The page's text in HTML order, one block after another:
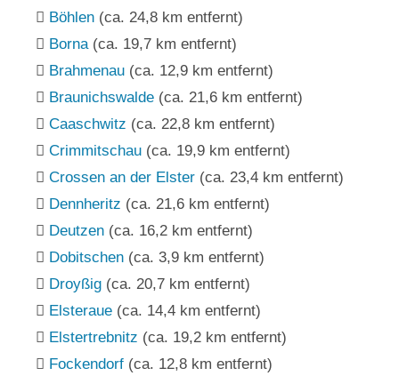
Böhlen (ca. 24,8 km entfernt)
Borna (ca. 19,7 km entfernt)
Brahmenau (ca. 12,9 km entfernt)
Braunichswalde (ca. 21,6 km entfernt)
Caaschwitz (ca. 22,8 km entfernt)
Crimmitschau (ca. 19,9 km entfernt)
Crossen an der Elster (ca. 23,4 km entfernt)
Dennheritz (ca. 21,6 km entfernt)
Deutzen (ca. 16,2 km entfernt)
Dobitschen (ca. 3,9 km entfernt)
Droyßig (ca. 20,7 km entfernt)
Elsteraue (ca. 14,4 km entfernt)
Elstertrebnitz (ca. 19,2 km entfernt)
Fockendorf (ca. 12,8 km entfernt)